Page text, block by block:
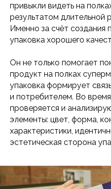
привыкли видеть на
результатом длительной
Именно за счёт создания
упаковка хорошего
Он не только помогает
продукт на полках
упаковка формирует
и потребителем. Во
проверяется и
элементы: цвет, форма,
характеристики,
эстетическая сторона